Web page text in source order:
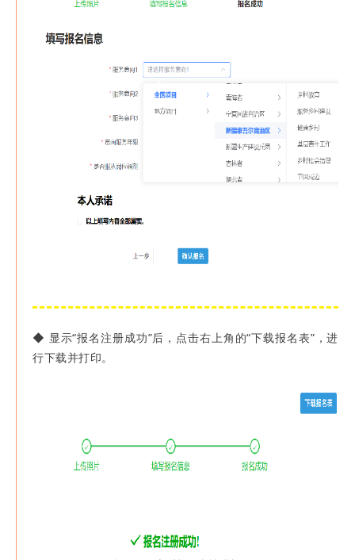
◆ 显示“报名注册成功”后，点击右上角的“下载报名表”，进
行下载并打印。